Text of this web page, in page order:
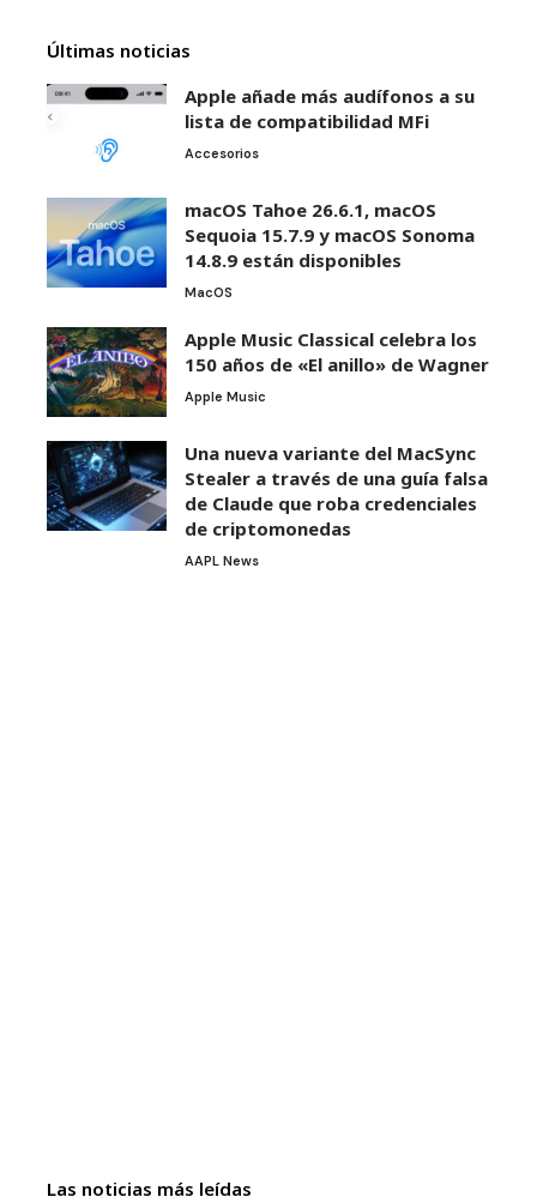
Últimas noticias
Apple añade más audífonos a su
lista de compatibilidad MFi
Accesorios
macOS Tahoe 26.6.1, macOS
Sequoia 15.7.9 y macOS Sonoma
14.8.9 están disponibles
MacOS
Apple Music Classical celebra los
150 años de «El anillo» de Wagner
Apple Music
Una nueva variante del MacSync
Stealer a través de una guía falsa
de Claude que roba credenciales
de criptomonedas
AAPL News
Las noticias más leídas